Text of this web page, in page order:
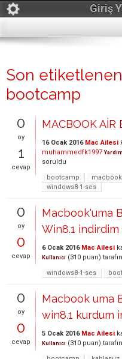
Giriş
Son
bootcamp
0
oy
1
cevap
MACBOOK AİR
16 Ocak 2016 Mac Ailesi
muhammedfk1997
soruldu
bootcamp
macbook
windows8-1-ses
0
oy
0
cevap
Macbook'uma
Win8.1
6 Ocak 2016 Mac Ailesi
Kullanıcı (310 puan)
windows8-1-ses
0
oy
0
cevap
Macbook uma
win8.1 kurdum
5 Ocak 2016 Mac Ailesi
Kullanıcı (310 puan)